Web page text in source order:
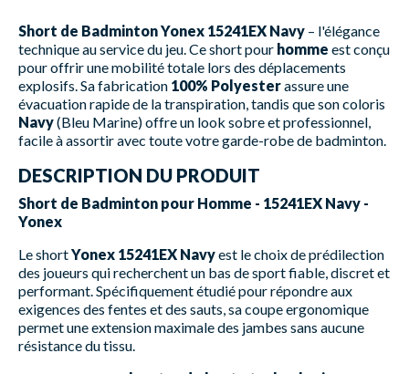
Short de Badminton Yonex 15241EX Navy – l'élégance
technique au service du jeu. Ce short pour homme est conçu
pour offrir une mobilité totale lors des déplacements
explosifs. Sa fabrication 100% Polyesterassure une
évacuation rapide de la transpiration, tandis que son coloris
Navy(Bleu Marine) offre un look sobre et professionnel,
facile à assortir avec toute votre garde-robe de badminton.
DESCRIPTION DU PRODUIT
Short de Badminton pour Homme - 15241EX Navy -
Yonex
Le shortYonex 15241EX Navyest le choix de prédilection
des joueurs qui recherchent un bas de sport fiable, discret et
performant. Spécifiquement étudié pour répondre aux
exigences des fentes et des sauts, sa coupe ergonomique
permet une extension maximale des jambes sans aucune
résistance du tissu.